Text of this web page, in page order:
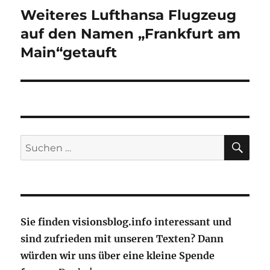
Nächster
Beitrag:
Weiteres Lufthansa Flugzeug
auf den Namen „Frankfurt am
Main“getauft
Suche
nach:
Sie finden visionsblog.info interessant und
sind zufrieden mit unseren Texten? Dann
würden wir uns über eine kleine Spende